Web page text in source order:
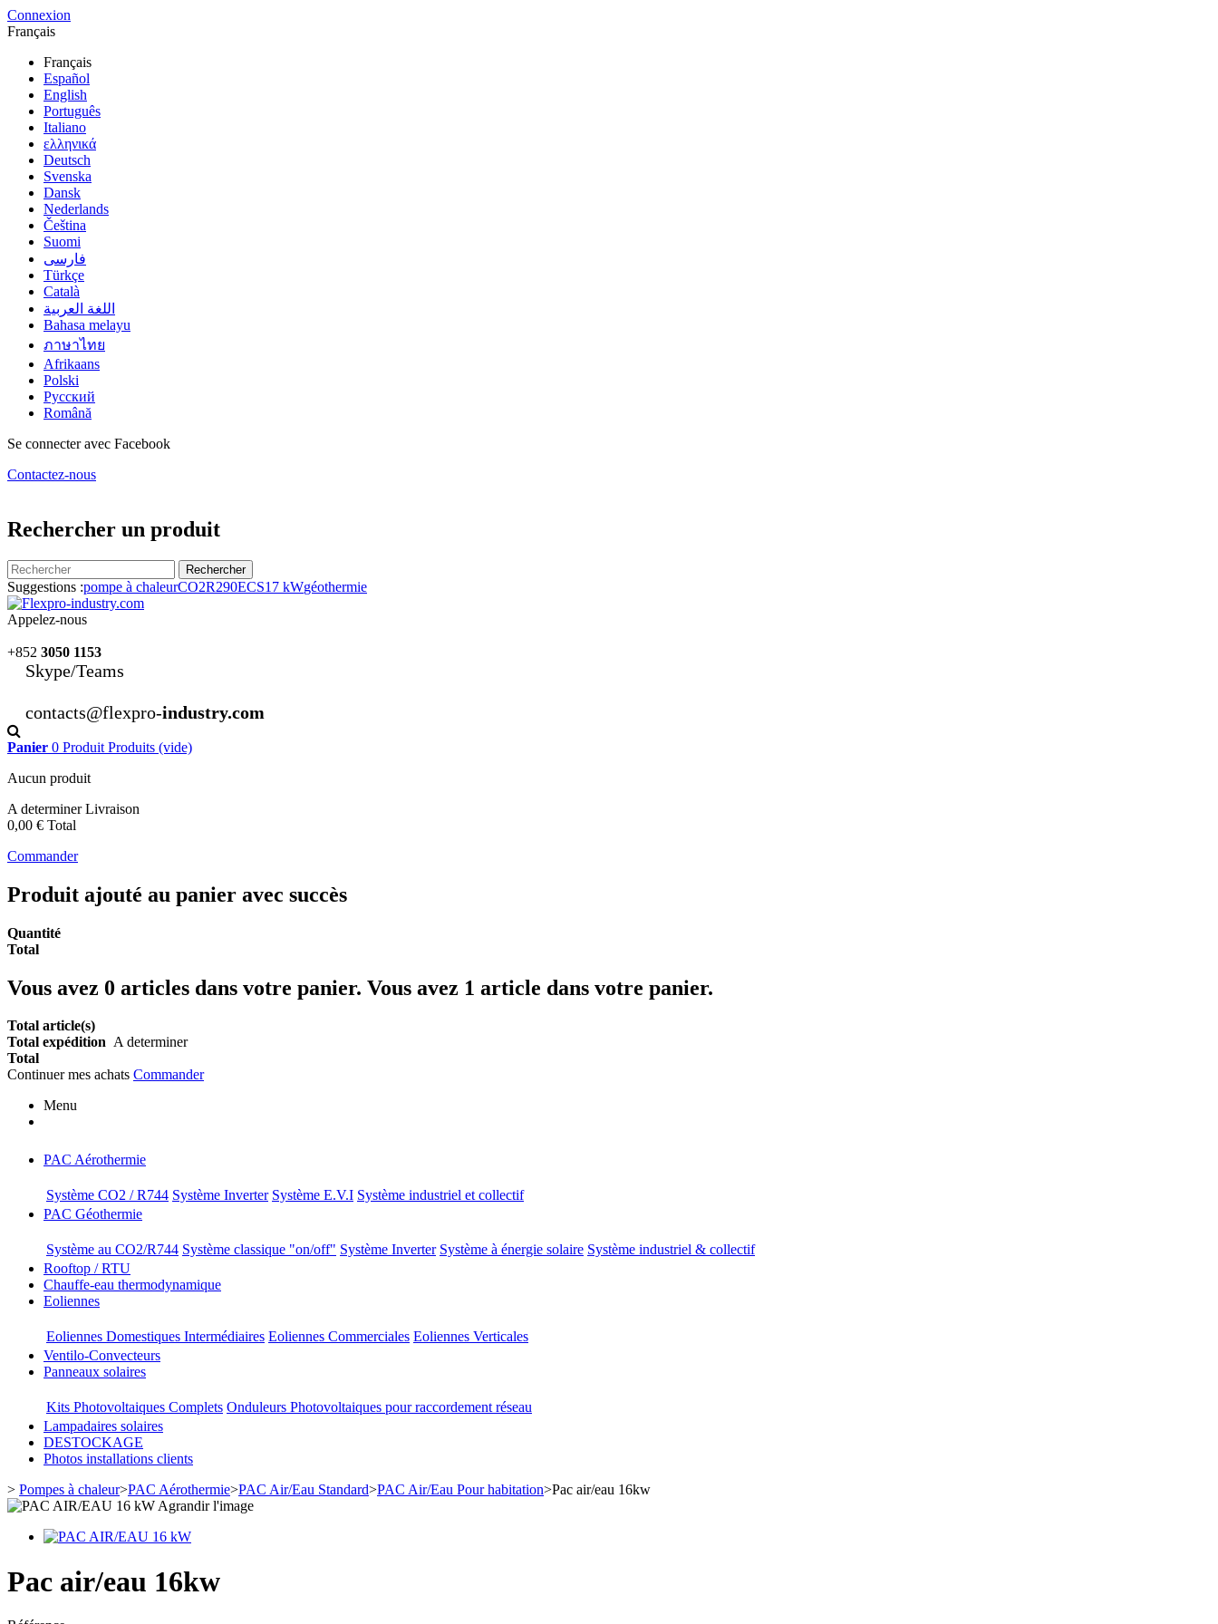
Connexion
Français
Français
Español
English
Português
Italiano
ελληνικά
Deutsch
Svenska
Dansk
Nederlands
Čeština
Suomi
فارسى
Türkçe
Català
اللغة العربية
Bahasa melayu
ภาษาไทย
Afrikaans
Polski
Русский
Română
Se connecter avec Facebook
Contactez-nous
Rechercher un produit
Rechercher
Suggestions :pompe à chaleurCO2R290ECS17 kWgéothermie
Appelez-nous
+852 3050 1153
Skype/Teams
contacts@flexpro-industry.com
Panier 0 Produit Produits (vide)
Aucun produit
A determinerLivraison
0,00 € Total
Commander
Produit ajouté au panier avec succès
Quantité
Total
Vous avez 0 articles dans votre panier. Vous avez 1 article dans votre panier.
Total article(s)
Total expédition A determiner
Total
Continuer mes achats Commander
Menu
PAC Aérothermie
Système CO2 / R744 Système Inverter Système E.V.I Système industriel et collectif
PAC Géothermie
Système au CO2/R744 Système classique "on/off" Système Inverter Système à énergie solaire Système industriel & collectif
Rooftop / RTU
Chauffe-eau thermodynamique
Eoliennes
Eoliennes Domestiques Intermédiaires Eoliennes Commerciales Eoliennes Verticales
Ventilo-Convecteurs
Panneaux solaires
Kits Photovoltaiques Complets Onduleurs Photovoltaiques pour raccordement réseau
Lampadaires solaires
DESTOCKAGE
Photos installations clients
> Pompes à chaleur>PAC Aérothermie>PAC Air/Eau Standard>PAC Air/Eau Pour habitation>Pac air/eau 16kw
Agrandir l'image
Pac air/eau 16kw